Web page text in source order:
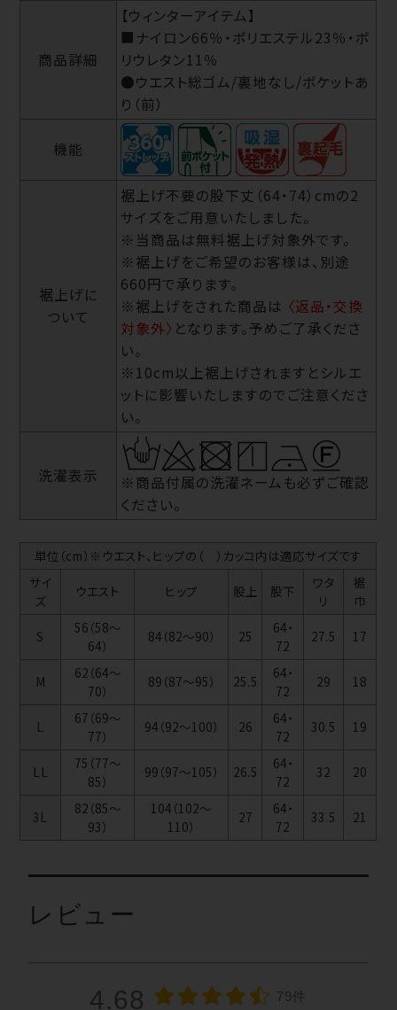
商品詳細
【ウィンターアイテム】
■ナイロン66％・ポリエステル23％・ポ
リウレタン11％
●ウエスト総ゴム/裏地なし/ポケットあ
り（前）
機能
裾上げに
ついて
裾上げ不要の股下丈（64・74）cmの2
サイズをご用意いたしました。
※当商品は無料裾上げ対象外です。
※裾上げをご希望のお客様は、別途
660円で承ります。
※裾上げをされた商品は 〈返品・交換
対象外〉 となります。予めご了承くださ
い。
※10cm以上裾上げされますとシルエ
ットに影響いたしますのでご注意くださ
い。
洗濯表示
※商品付属の洗濯ネームも必ずご確認
ください。
単位（cm）※ウエスト、ヒップの（ ）カッコ内は適応サイズです
サイ
ズ
ウエスト ヒップ 股上 股下
ワタ
リ
裾
巾
S
56（58～
64）
84（82～90） 25
64・
72
27.5 17
M
62（64～
70）
89（87～95） 25.5
64・
72
29 18
L
67（69～
77）
94（92～100） 26
64・
72
30.5 19
LL
75（77～
85）
99（97～105） 26.5
64・
72
32 20
3L
82（85～
93）
104（102～
110）
27
64・
72
33.5 21
レビュー
4.68 79件